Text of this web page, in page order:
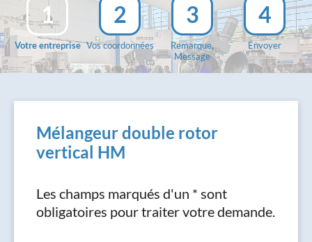
1
Votre entreprise
2
Vos coordonnées
3
Remarque,
Message
4
Envoyer
Mélangeur double rotor
vertical HM
Les champs marqués d'un * sont
obligatoires pour traiter votre demande.